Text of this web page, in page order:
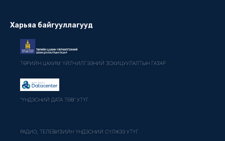
Харьяа байгууллагууд
ТӨРИЙН ЦАХИМ ҮЙЛЧИЛГЭЭНИЙ ЗОХИЦУУЛАЛТЫН ГАЗАР
"ҮНДЭСНИЙ ДАТА ТӨВ" УТҮГ
РАДИО, ТЕЛЕВИЗИЙН ҮНДЭСНИЙ СҮЛЖЭЭ УТҮГ